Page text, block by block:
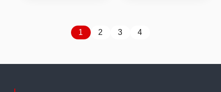
1 2 3 4